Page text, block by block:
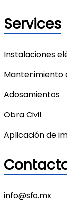
Services
Instalaciones
Mantenimiento
Adosamientos
Obra Civil
Aplicación de
info@sfo.mx